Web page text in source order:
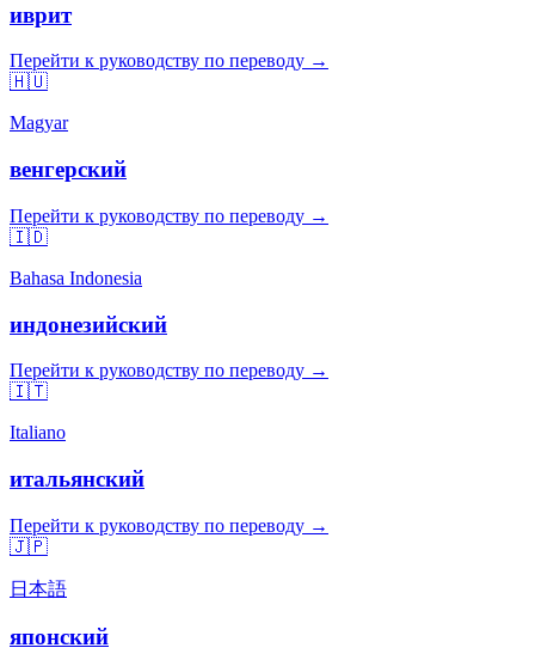
иврит
Перейти к руководству по переводу →
🇭🇺
Magyar
венгерский
Перейти к руководству по переводу →
🇮🇩
Bahasa Indonesia
индонезийский
Перейти к руководству по переводу →
🇮🇹
Italiano
итальянский
Перейти к руководству по переводу →
🇯🇵
日本語
японский